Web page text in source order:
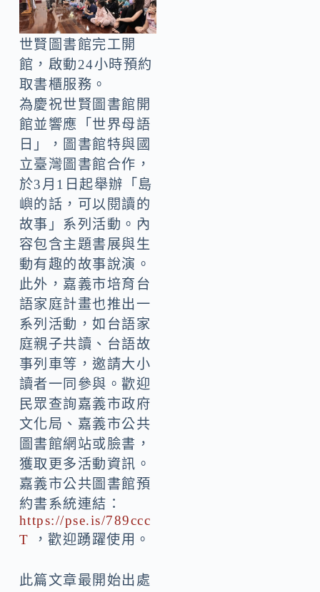
世賢圖書館完工開
館，啟動24小時預約
取書櫃服務。
為慶祝世賢圖書館開
館並響應「世界母語
日」，圖書館特與國
立臺灣圖書館合作，
於3月1日起舉辦「島
嶼的話，可以閱讀的
故事」系列活動。內
容包含主題書展與生
動有趣的故事說演。
此外，嘉義市培育台
語家庭計畫也推出一
系列活動，如台語家
庭親子共讀、台語故
事列車等，邀請大小
讀者一同參與。歡迎
民眾查詢嘉義市政府
文化局、嘉義市公共
圖書館網站或臉書，
獲取更多活動資訊。
嘉義市公共圖書館預
約書系統連結：
https://pse.is/789ccc
T ，歡迎踴躍使用。
此篇文章最開始出處